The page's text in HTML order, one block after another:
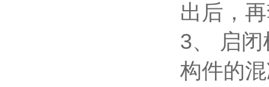
出后，
3、 启
构件的